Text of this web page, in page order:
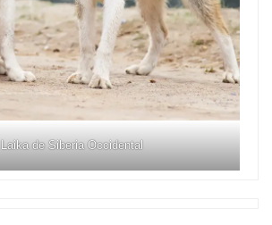
Laika de Siberia Occidental